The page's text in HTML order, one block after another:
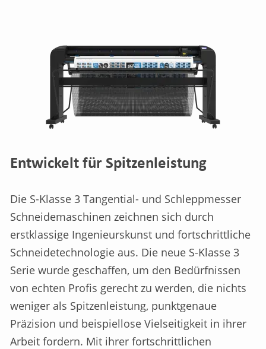
Entwickelt für Spitzenleistung
Die S-Klasse 3 Tangential- und Schleppmesser
Schneidemaschinen zeichnen sich durch
erstklassige Ingenieurskunst und fortschrittliche
Schneidetechnologie aus. Die neue S-Klasse 3
Serie wurde geschaffen, um den Bedürfnissen
von echten Profis gerecht zu werden, die nichts
weniger als Spitzenleistung, punktgenaue
Präzision und beispiellose Vielseitigkeit in ihrer
Arbeit fordern. Mit ihrer fortschrittlichen